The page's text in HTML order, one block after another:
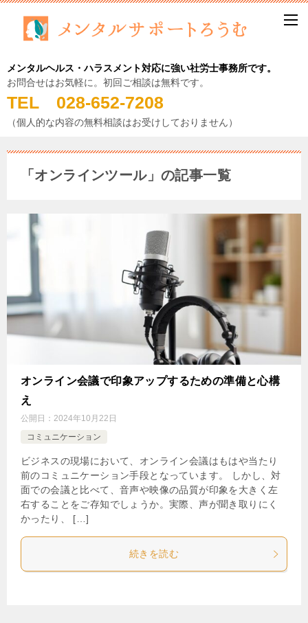
メンタルヘルス・ハラスメント対応に強い社労士事務所です。
お問合せはお気軽に。初回ご相談は無料です。
TEL 028-652-7208
（個人的な内容の無料相談はお受けしておりません）
「オンラインツール」の記事一覧
オンライン会議で印象アップするための準備と心構
え
公開日： 2024年10月22日
コミュニケーション
ビジネスの現場において、オンライン会議はもはや当たり
前のコミュニケーション手段となっています。 しかし、対
面での会議と比べて、音声や映像の品質が印象を大きく左
右することをご存知でしょうか。実際、声が聞き取りにく
かったり、 […]
続きを読む